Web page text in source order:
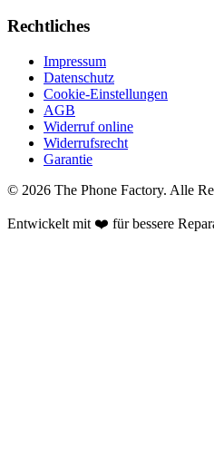
Rechtliches
Impressum
Datenschutz
Cookie-Einstellungen
AGB
Widerruf online
Widerrufsrecht
Garantie
© 2026 The Phone Factory. Alle
Entwickelt mit ❤️ für bessere